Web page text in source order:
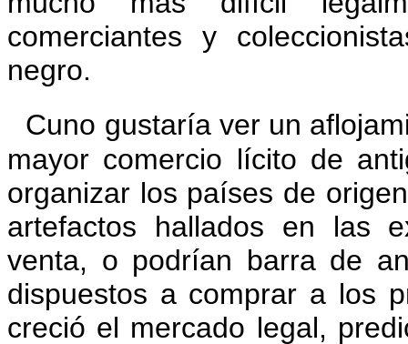
comerciantes y
negro.
Cuno gustaría ver un
mayor comercio lícito de
organizar los países de
artefactos hallados en las
venta, o podrían barra de
dispuestos a comprar a los
creció el mercado legal,